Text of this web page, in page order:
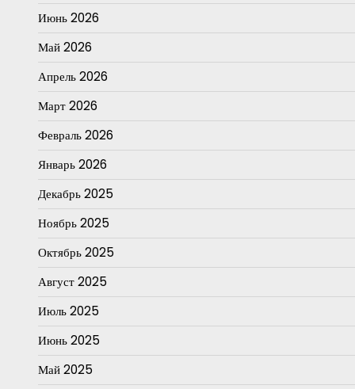
Июнь 2026
Май 2026
Апрель 2026
Март 2026
Февраль 2026
Январь 2026
Декабрь 2025
Ноябрь 2025
Октябрь 2025
Август 2025
Июль 2025
Июнь 2025
Май 2025